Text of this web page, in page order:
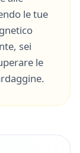
le tue
sei
le
.